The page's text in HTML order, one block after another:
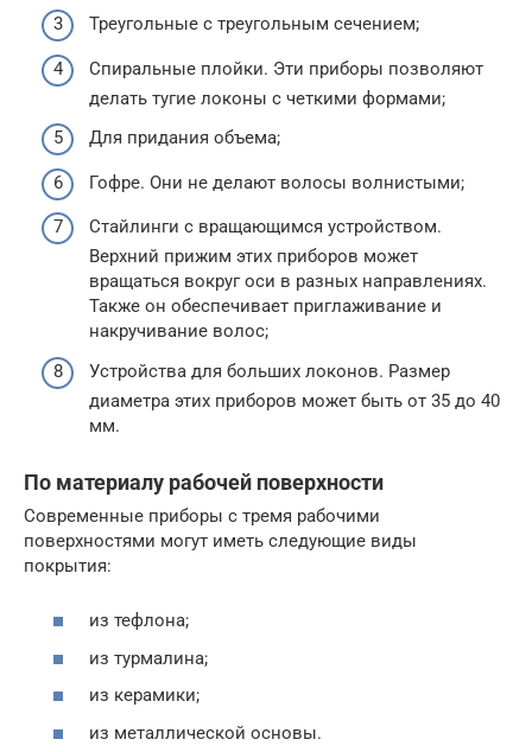
Треугольные с треугольным сечением;
Спиральные плойки. Эти приборы позволяют
делать тугие локоны с четкими формами;
Для придания объема;
Гофре. Они не делают волосы волнистыми;
Стайлинги с вращающимся устройством.
Верхний прижим этих приборов может
вращаться вокруг оси в разных направлениях.
Также он обеспечивает приглаживание и
накручивание волос;
Устройства для больших локонов. Размер
диаметра этих приборов может быть от 35 до 40
мм.
По материалу рабочей поверхности
Современные приборы с тремя рабочими
поверхностями могут иметь следующие виды
покрытия:
из тефлона;
из турмалина;
из керамики;
из металлической основы.